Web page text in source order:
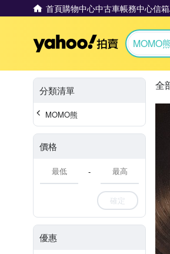
首頁購物中心中古車帳務中心信箱
Yahoo拍賣
MOMO
分類清單
MOMO熊
價格
-
確定
優惠